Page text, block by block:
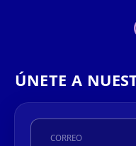
ÚNETE A